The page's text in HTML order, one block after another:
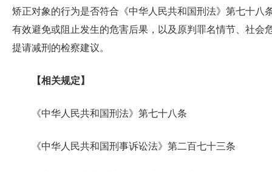
矫正对象的行为是否符合《中华人民共和国刑法》第七十
有效避免或阻止发生的危害后果，以及原判罪名情节、社
提请减刑的检察建议。
【相关规定】
《中华人民共和国刑法》第七十八条
《中华人民共和国刑事诉讼法》第二百七十三条